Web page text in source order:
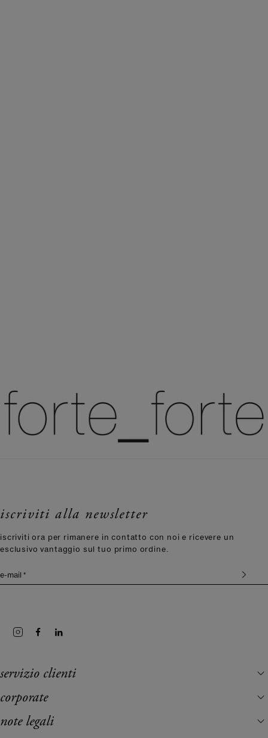
iscriviti alla newsletter
iscriviti ora per rimanere in contatto con noi e ricevere un
esclusivo vantaggio sul tuo primo ordine.
e-mail *
servizio clienti
corporate
note legali